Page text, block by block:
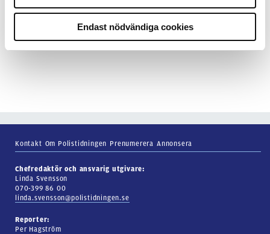
Endast nödvändiga cookies
Mats Johansson:Poliser behövs inte
bara ute
Kontakt Om Polistidningen Prenumerera Annonsera
Chefredaktör och ansvarig utgivare:
Linda Svensson
070-399 86 00
linda.svensson@polistidningen.se
Reporter:
Per Hagström